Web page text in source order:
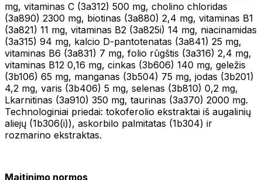
mg, vitaminas C (3a312) 500 mg, cholino chloridas
(3a890) 2300 mg, biotinas (3a880) 2,4 mg, vitaminas B1
(3a821) 11 mg, vitaminas B2 (3a825i) 14 mg, niacinamidas
(3a315) 94 mg, kalcio D-pantotenatas (3a841) 25 mg,
vitaminas B6 (3a831) 7 mg, folio rūgštis (3a316) 2,4 mg,
vitaminas B12 0,16 mg, cinkas (3b606) 140 mg, geležis
(3b106) 65 mg, manganas (3b504) 75 mg, jodas (3b201)
4,2 mg, varis (3b406) 5 mg, selenas (3b810) 0,2 mg,
Lkarnitinas (3a910) 350 mg, taurinas (3a370) 2000 mg.
Technologiniai priedai: tokoferolio ekstraktai iš augalinių
aliejų (1b306(i)), askorbilo palmitatas (1b304) ir
rozmarino ekstraktas.
Maitinimo normos